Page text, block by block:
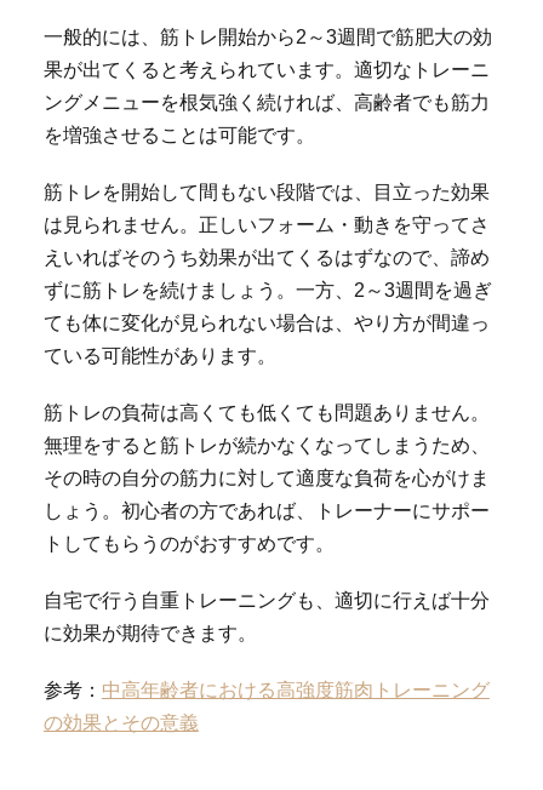
一般的には、筋トレ開始から2～3週間で筋肥大の効
果が出てくると考えられています。適切なトレーニ
ングメニューを根気強く続ければ、高齢者でも筋力
を増強させることは可能です。
筋トレを開始して間もない段階では、目立った効果
は見られません。正しいフォーム・動きを守ってさ
えいればそのうち効果が出てくるはずなので、諦め
ずに筋トレを続けましょう。一方、2～3週間を過ぎ
ても体に変化が見られない場合は、やり方が間違っ
ている可能性があります。
筋トレの負荷は高くても低くても問題ありません。
無理をすると筋トレが続かなくなってしまうため、
その時の自分の筋力に対して適度な負荷を心がけま
しょう。初心者の方であれば、トレーナーにサポー
トしてもらうのがおすすめです。
自宅で行う自重トレーニングも、適切に行えば十分
に効果が期待できます。
参考： 中高年齢者における高強度筋肉トレーニング
の効果とその意義